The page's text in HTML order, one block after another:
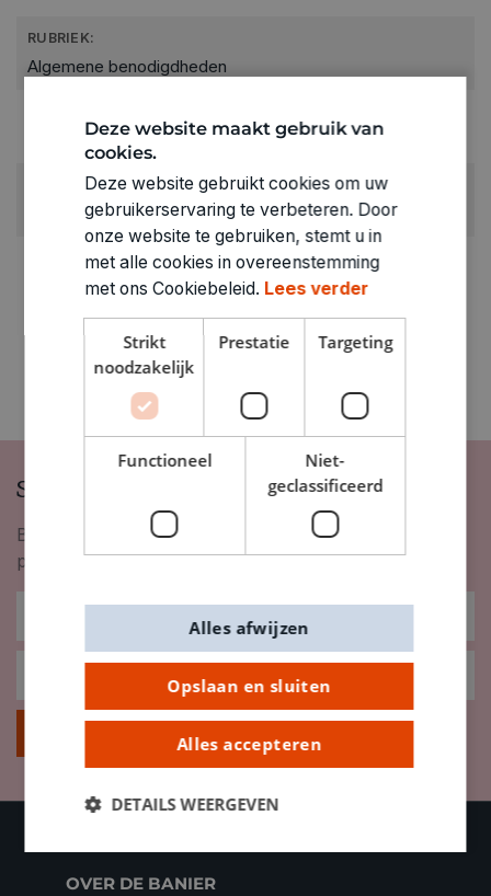
RUBRIEK:
Algemene benodigdheden
ARTIKELNUMMER
0157053
Schrijf je in op onze nieuwsbrief
Blijf op de hoogte van nieuwigheden, inspiratie,
promoties en meer!
OVER DE BANIER
Deze website maakt gebruik van
cookies.
Deze website gebruikt cookies om uw
gebruikerservaring te verbeteren. Door
onze website te gebruiken, stemt u in
met alle cookies in overeenstemming
met ons Cookiebeleid. Lees verder
Strikt
noodzakelijk
Prestatie Targeting
Functioneel
Niet-
geclassificeerd
Opslaan en sluiten
Alles accepteren
Alles afwijzen
DETAILS WEERGEVEN